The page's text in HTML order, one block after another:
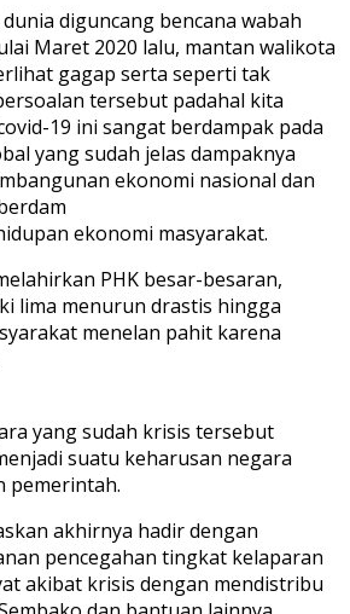
diguncang bencana wabah
Maret 2020 lalu, mantan walikota
gagap serta seperti tak
tersebut padahal kita
19 ini sangat berdampak pada
yang sudah jelas dampaknya
ekonomi nasional dan
ekonomi masyarakat.
PHK besar-besaran,
lima menurun drastis hingga
menelan pahit karena
yang sudah krisis tersebut
suatu keharusan negara
pemerintah.
akhirnya hadir dengan
pencegahan tingkat kelaparan
akibat krisis dengan mendistribu